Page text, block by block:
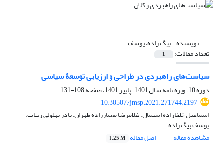
نویسنده =بیگ زاده، یوسف
تعداد مقالات: 1
سیاست‌های راهبردی در طراحی و ارزیابی توسعۀ سیاسی
دوره 10، ویژه نامه سال 1401، پاییز 1401، صفحه
108-131
10.30507/jmsp.2021.271744.2197
اسماعیل خلفازاده استمال، غلامرضا معمارزاده طهران، نادر بهلولی زیناب،
یوسف بیگ زاده
مشاهده مقاله
اصل مقاله 1.25 M